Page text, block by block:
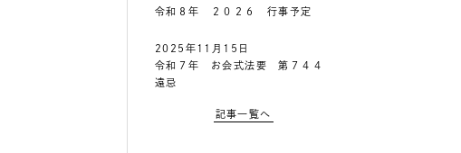
令和８年 ２０２６ 行事予定
2025年11月15日
令和７年 お会式法要 第７４４
遠忌
記事一覧へ